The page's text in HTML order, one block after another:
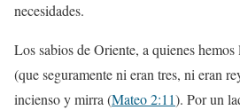
necesidades.
Los sabios de Oriente, a quienes
(que seguramente ni eran tres, ni eran
incienso y mirra (Mateo 2:11). Por un